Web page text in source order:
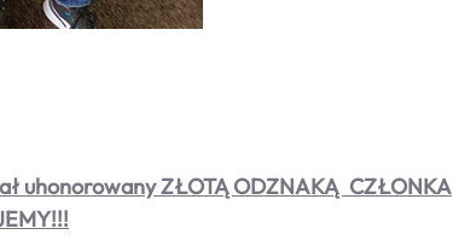
uhonorowany ZŁOTĄ ODZNAKĄ CZŁONKA